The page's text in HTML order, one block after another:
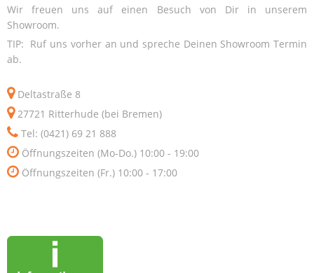
Wir freuen uns auf einen Besuch von Dir in unserem
Showroom.
TIP: Ruf uns vorher an und spreche Deinen Showroom Termin
ab.
Deltastraße 8
27721 Ritterhude (bei Bremen)
Tel: (0421) 69 21 888
Öffnungszeiten (Mo-Do.) 10:00 - 19:00
Öffnungszeiten (Fr.) 10:00 - 17:00